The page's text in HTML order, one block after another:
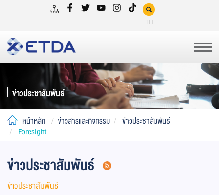
TH
ข่าวประชาสัมพันธ์
หน้าหลัก ข่าวสารและกิจกรรม
ข่าวประชาสัมพันธ์
Foresight
ข่าวประชาสัมพันธ์
ข่าวประชาสัมพันธ์